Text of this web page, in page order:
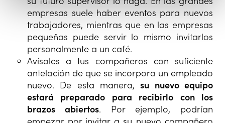
empresas suele haber eventos para nuevos
trabajadores, mientras que en las empresas
pequeñas puede servir lo mismo invitarlos
personalmente a un café.
Avísales a tus compañeros con suficiente
antelación de que se incorpora un empleado
nuevo. De esta manera,su nuevo equipo
estará preparado para recibirlo con los
brazos abiertos. Por ejemplo, podrían